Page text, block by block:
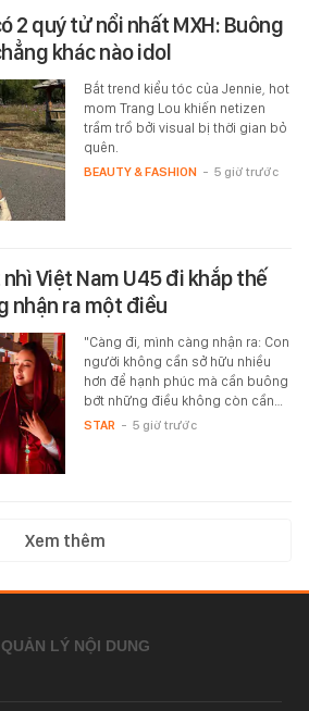
2 quý tử nổi nhất MXH: Buông
khác nào idol
Bắt trend kiểu tóc của Jennie, hot
mom Trang Lou khiến netizen
trầm trồ bởi visual bị thời gian bỏ
quên.
BEAUTY & FASHION - 5 giờ trước
Việt Nam U45 đi khắp thế
nhận ra một điều
"Càng đi, mình càng nhận ra: Con
người không cần sở hữu nhiều
hơn để hạnh phúc mà cần buông
bớt những điều không còn cần…
STAR - 5 giờ trước
Xem thêm
LÝ NỘI DUNG